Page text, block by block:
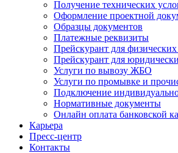
Получение технических
Оформление проектной
Образцы документов
Платежные реквизиты
Прейскурант для
Прейскурант для
Услуги по вывозу ЖБО
Услуги по промывке и
Подключение
Нормативные документы
Онлайн оплата банковской
Карьера
Пресс-центр
Контакты